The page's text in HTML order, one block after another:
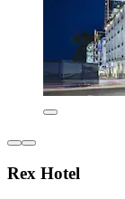
Rex Hotel